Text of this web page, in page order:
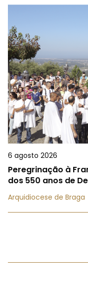
6 agosto 2026
Peregrinação à
dos 550 anos de
Arquidiocese de Braga